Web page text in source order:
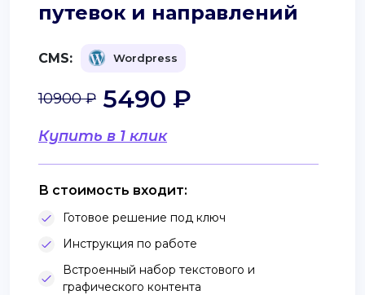
путевок и направлений
CMS: Wordpress
Купить в 1 клик
10900 ₽ 5490 ₽
В стоимость входит:
Готовое решение под ключ
Инструкция по работе
Встроенный набор текстового и
графического контента